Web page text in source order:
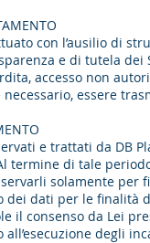
con l’ausilio di
e di tutela
accesso non
essere
e trattati da DB
termine di tale
solamente per
dei dati per le finalità
il consenso da Lei
degli